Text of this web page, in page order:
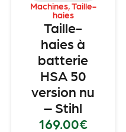
Machines,Taille-
haies
Taille-
haies à
batterie
HSA 50
version nu
– Stihl
169.00€